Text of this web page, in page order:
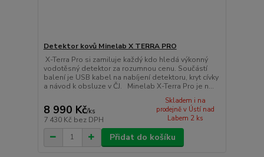
Detektor kovů Minelab X TERRA PRO
X-Terra Pro si zamiluje každý kdo hledá výkonný
vodotěsný detektor za rozumnou cenu. Součástí
balení je USB kabel na nabíjení detektoru, kryt cívky
a návod k obsluze v ČJ. Minelab X-Terra Pro je n...
8 990 Kč/ks
7 430 Kč bez DPH
Skladem i na
prodejně v Ústí nad
Labem 2 ks
Přidat do košíku